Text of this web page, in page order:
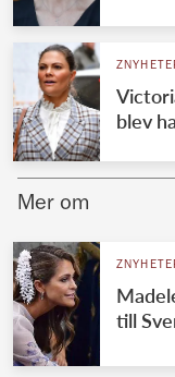
blev
Mer om
till